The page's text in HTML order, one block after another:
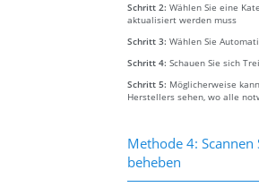
Schritt 2: Wählen Sie eine
aktualisiert werden muss
Schritt 3: Wählen Sie
Schritt 4: Schauen Sie sich
Schritt 5: Möglicherweise
Herstellers sehen, wo alle
Methode 4:
beheben